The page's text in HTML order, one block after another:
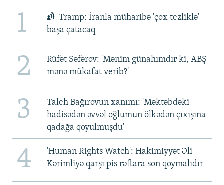
1
Tramp: İranla müharibə 'çox tezliklə'
başa çatacaq
2
Rüfət Səfərov: 'Mənim günahımdır ki, ABŞ
mənə mükafat verib?'
3
Taleh Bağırovun xanımı: 'Məktəbdəki
hadisədən əvvəl oğlumun ölkədən çıxışına
qadağa qoyulmuşdu'
4
'Human Rights Watch': Hakimiyyət Əli
Kərimliyə qarşı pis rəftara son qoymalıdır